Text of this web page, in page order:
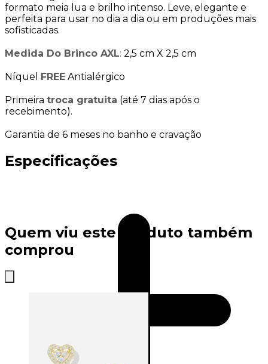
formato meia lua e brilho intenso. Leve, elegante e
perfeita para usar no dia a dia ou em produções mais
sofisticadas.
Medida Do Brinco AXL: 2,5 cm X 2,5 cm
Níquel FREE Antialérgico
Primeira troca gratuita (até 7 dias após o
recebimento).
Garantia de 6 meses no banho e cravação
Especificações
Quem viu este produto também
comprou